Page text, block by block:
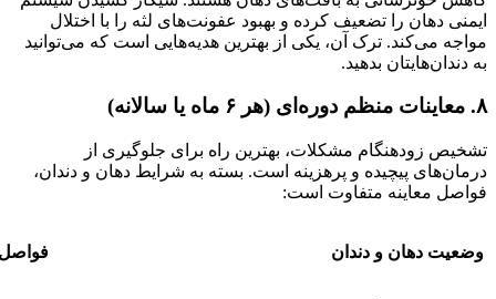
ایمنی دهان را تضعیف کرده و بهبود عفونت‌های لثه را با اختلال
مواجه می‌کند. ترک آن، یکی از بهترین هدیه‌هایی است که می‌توانید
به دندان‌هایتان بدهید.
۸. معاینات منظم دوره‌ای (هر ۶ ماه یا سالانه)
تشخیص زودهنگام مشکلات، بهترین راه برای جلوگیری از
درمان‌های پیچیده و پرهزینه است. بسته به شرایط دهان و دندان،
فواصل معاینه متفاوت است:
وضعیت دهان و دندان فواصل